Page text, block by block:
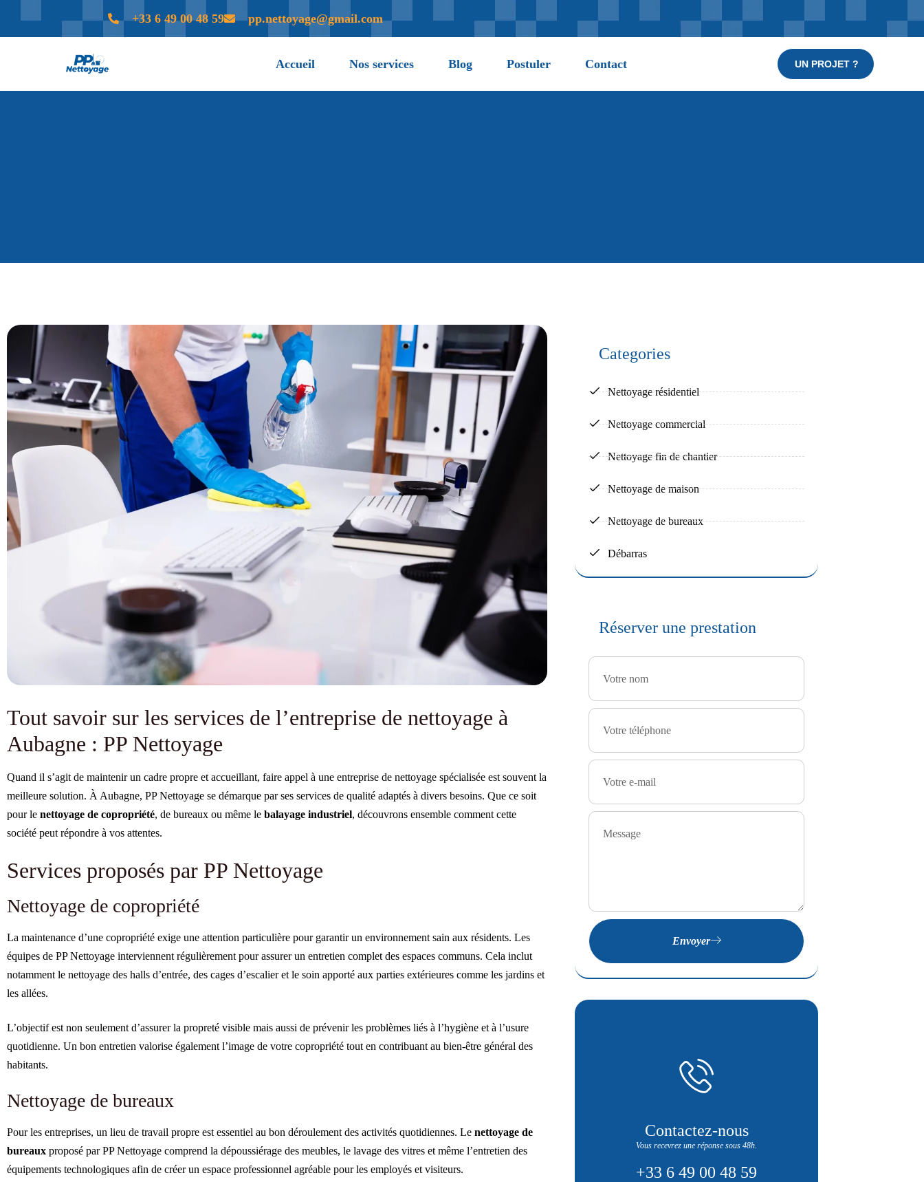
+33 6 49 00 48 59 pp.nettoyage@gmail.com
Accueil Nos services Blog Postuler Contact UN PROJET ?
Tout savoir sur les services de l’entreprise de nettoyage à
Aubagne : PP Nettoyage
Quand il s’agit de maintenir un cadre propre et accueillant, faire appel à une entreprise de nettoyage spécialisée est souvent la
meilleure solution. À Aubagne, PP Nettoyage se démarque par ses services de qualité adaptés à divers besoins. Que ce soit
pour le nettoyage de copropriété, de bureaux ou même le balayage industriel, découvrons ensemble comment cette
société peut répondre à vos attentes.
Services proposés par PP Nettoyage
Nettoyage de copropriété
La maintenance d’une copropriété exige une attention particulière pour garantir un environnement sain aux résidents. Les
équipes de PP Nettoyage interviennent régulièrement pour assurer un entretien complet des espaces communs. Cela inclut
notamment le nettoyage des halls d’entrée, des cages d’escalier et le soin apporté aux parties extérieures comme les jardins et
les allées.
L’objectif est non seulement d’assurer la propreté visible mais aussi de prévenir les problèmes liés à l’hygiène et à l’usure
quotidienne. Un bon entretien valorise également l’image de votre copropriété tout en contribuant au bien-être général des
habitants.
Nettoyage de bureaux
Pour les entreprises, un lieu de travail propre est essentiel au bon déroulement des activités quotidiennes. Le nettoyage de
bureaux proposé par PP Nettoyage comprend la dépoussiérage des meubles, le lavage des vitres et même l’entretien des
équipements technologiques afin de créer un espace professionnel agréable pour les employés et visiteurs.
Categories
Nettoyage résidentiel
Nettoyage commercial
Nettoyage fin de chantier
Nettoyage de maison
Nettoyage de bureaux
Débarras
Réserver une prestation
Envoyer
Contactez-nous
Vous recevrez une réponse sous 48h.
+33 6 49 00 48 59